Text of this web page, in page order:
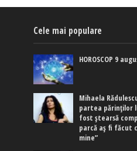
Cele mai populare
HOROSCOP 9
Mihaela
partea părinților
fost ștearsă
parcă aș fi făcut
mine”